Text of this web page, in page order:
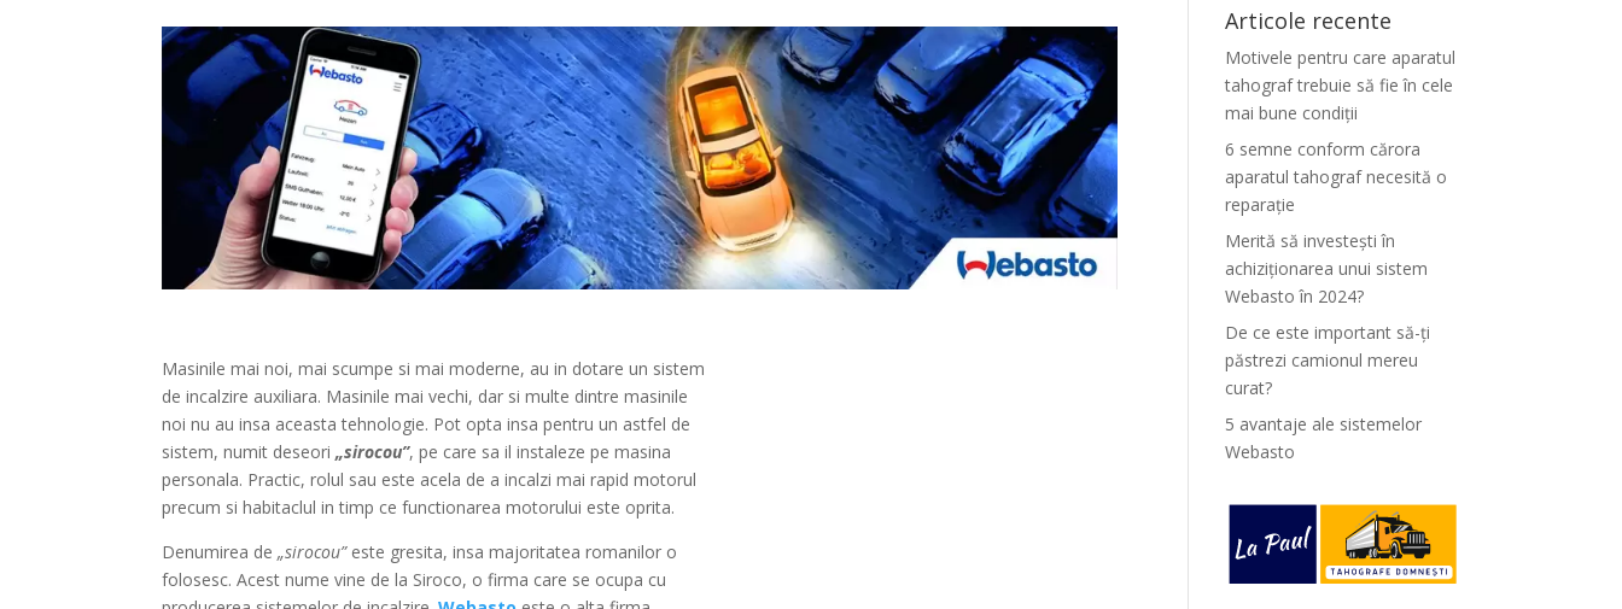
Masinile mai noi, mai scumpe si mai moderne, au in dotare un sistem
de incalzire auxiliara. Masinile mai vechi, dar si multe dintre masinile
noi nu au insa aceasta tehnologie. Pot opta insa pentru un astfel de
sistem, numit deseori„sirocou”, pe care sa il instaleze pe masina
personala. Practic, rolul sau este acela de a incalzi mai rapid motorul
precum si habitaclul in timp ce functionarea motorului este oprita.
Denumirea de„sirocou”este gresita, insa majoritatea romanilor o
folosesc. Acest nume vine de la Siroco, o firma care se ocupa cu
Articole recente
Motivele pentru care aparatul
tahograf trebuie să fie în cele
mai bune condiții
6 semne conform cărora
aparatul tahograf necesită o
reparație
Merită să investești în
achiziționarea unui sistem
Webasto în 2024?
De ce este important să-ți
păstrezi camionul mereu
curat?
5 avantaje ale sistemelor
Webasto